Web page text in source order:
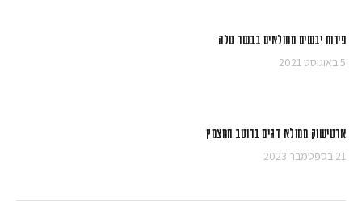
פירות יבשים ממולאים בבשר טלה
5 באוגוסט 2021
ארטישוק ממולא דגים ברוטב חמצמץ
21 בספטמבר 2023